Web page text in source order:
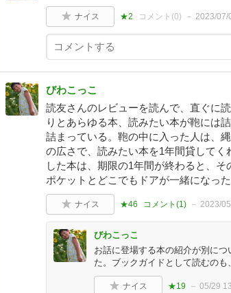
ナイス ★2 コメント(0) 2023/07/
びわこっこ
読友さんのレビューを読んで、直ぐに
りとあらゆる本、読みたい本が鞄には
詰まっている。鞄の中に入った人は、
の広さで、読みたい本を1年間貸して
した本は、期限の1年間が終わると、
ポケットとどこでもドアが一緒になっ
ナイス ★46 コメント(1) 2023/
びわこっこ
お話に登場する本の紹介が別に
た。ブックガイドとして読むのも
ナイス ★19 05/29